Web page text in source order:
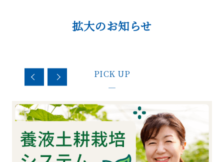
拡大のお知らせ
PICK UP
—